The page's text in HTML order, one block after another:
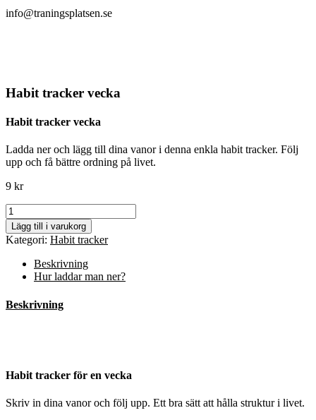
info@traningsplatsen.se
Habit tracker vecka
Habit tracker vecka
Ladda ner och lägg till dina vanor i denna enkla habit tracker. Följ
upp och få bättre ordning på livet.
9 kr
Habit
tracker
vecka
mängd
Lägg till i varukorg
Kategori: Habit tracker
Beskrivning
Hur laddar man ner?
Beskrivning
Habit tracker för en vecka
Skriv in dina vanor och följ upp. Ett bra sätt att hålla struktur i livet.